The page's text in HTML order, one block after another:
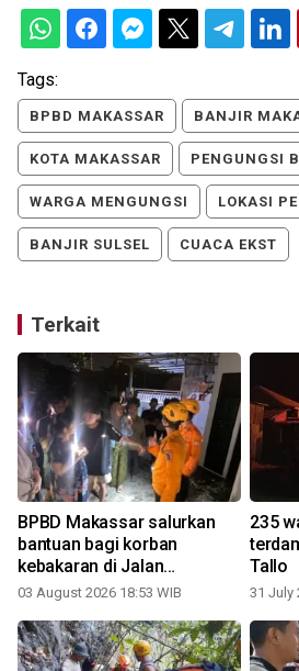
Tags:
BPBD MAKASSAR BANJIR
KOTA MAKASSAR PENGUNGSI
WARGA MENGUNGSI LOKASI
BANJIR SULSEL CUACA EKST
Terkait
BPBD Makassar salurkan
bantuan bagi korban
kebakaran di Jalan
Adhyaksa Panakkukang
03 August 2026 18:53 WIB
235
Tallo
31 July